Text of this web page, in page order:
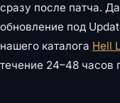
сразу после патча.
обновление под
нашего каталога Hell
течение 24–48 часов